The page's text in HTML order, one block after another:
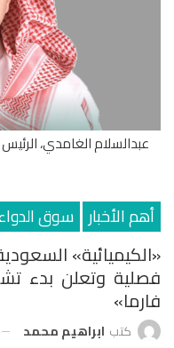
عبدالسلام الغامدي،
أهم الأخبار
فصلية وتعلن بدء
فارما»
كتب ابراهيم محمد